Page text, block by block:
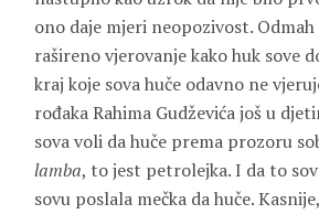
ono daje mjeri neopozivost. Odmah
rašireno vjerovanje kako huk sove
kraj koje sova huče odavno ne
rođakaRahima Gudževićajoš u
sova voli da huče prema prozoru
lamba, to jest petrolejka. I da to
sovu poslala mečka da huče.